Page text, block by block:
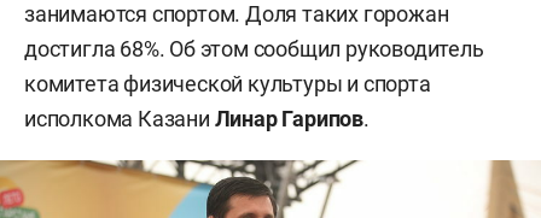
занимаются спортом. Доля таких горожан
достигла 68%. Об этом сообщил руководитель
комитета физической культуры и спорта
исполкома Казани Линар Гарипов.